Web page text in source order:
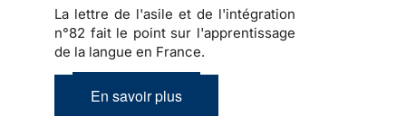
La lettre de l'asile et de l'intégration
n°82 fait le point sur l'apprentissage
de la langue en France.
En savoir plus